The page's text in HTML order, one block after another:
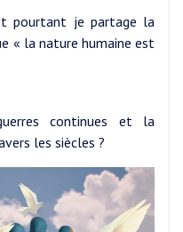
pourtant je partage la
« la nature humaine est
continues et la
les siècles ?